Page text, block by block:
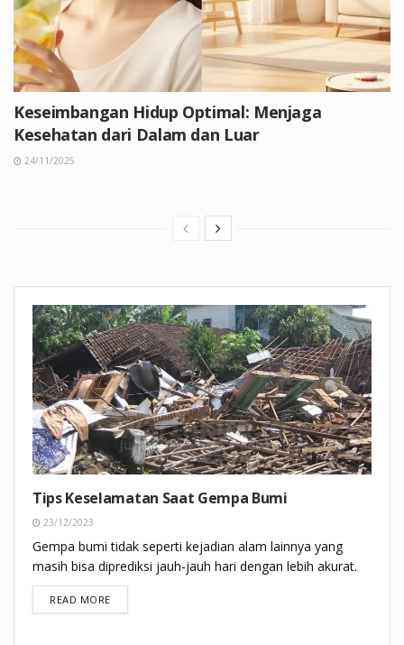
Keseimbangan Hidup Optimal: Menjaga
Kesehatan dari Dalam dan Luar
24/11/2025
Tips Keselamatan Saat Gempa Bumi
23/12/2023
Gempa bumi tidak seperti kejadian alam lainnya yang
masih bisa diprediksi jauh-jauh hari dengan lebih akurat.
READ MOREDETAILS